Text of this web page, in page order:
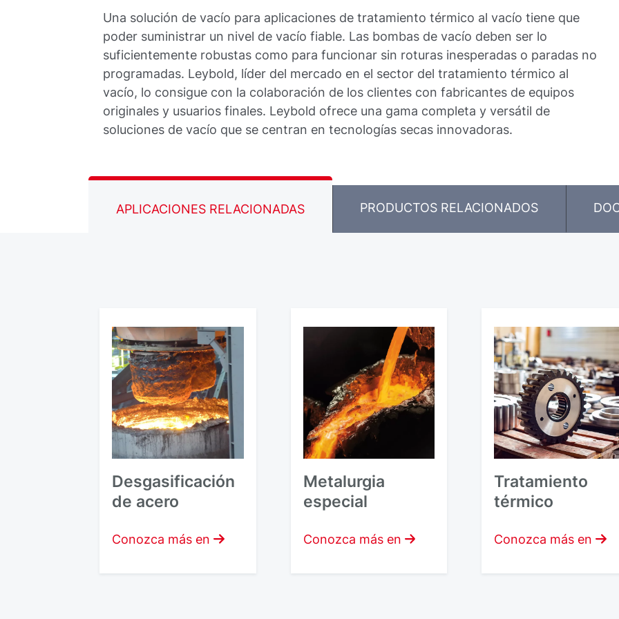
Una solución de vacío para aplicaciones de tratamiento térmico al vacío tiene que
poder suministrar un nivel de vacío fiable. Las bombas de vacío deben ser lo
suficientemente robustas como para funcionar sin roturas inesperadas o paradas no
programadas. Leybold, líder del mercado en el sector del tratamiento térmico al
vacío, lo consigue con la colaboración de los clientes con fabricantes de equipos
originales y usuarios finales. Leybold ofrece una gama completa y versátil de
soluciones de vacío que se centran en tecnologías secas innovadoras.
APLICACIONES RELACIONADAS PRODUCTOS RELACIONADOS
Desgasificación
de acero
Conozca más en
Metalurgia
especial
Conozca más en
Tratamiento
térmico
Conozca más en